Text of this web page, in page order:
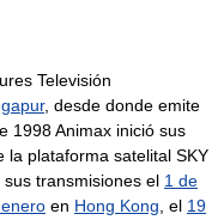
Televisión
, desde donde emite
1998 Animax inició sus
la plataforma satelital SKY
sus transmisiones el 1 de
en Hong Kong, el 19